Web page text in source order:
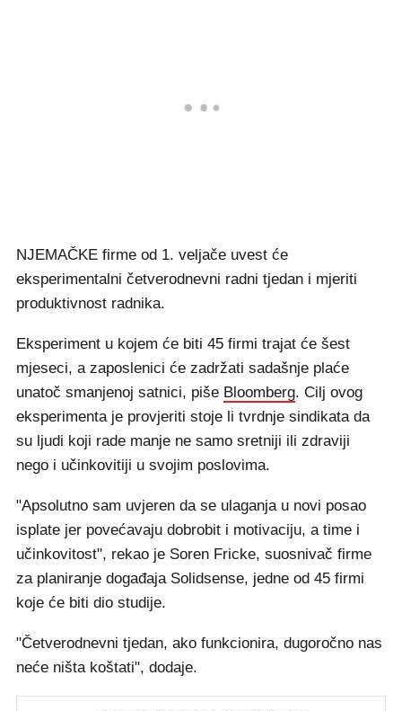
NJEMAČKE firme od 1. veljače uvest će
eksperimentalni četverodnevni radni tjedan i mjeriti
produktivnost radnika.
Eksperiment u kojem će biti 45 firmi trajat će šest
mjeseci, a zaposlenici će zadržati sadašnje plaće
unatoč smanjenoj satnici, piše Bloomberg. Cilj ovog
eksperimenta je provjeriti stoje li tvrdnje sindikata da
su ljudi koji rade manje ne samo sretniji ili zdraviji
nego i učinkovitiji u svojim poslovima.
"Apsolutno sam uvjeren da se ulaganja u novi posao
isplate jer povećavaju dobrobit i motivaciju, a time i
učinkovitost", rekao je Soren Fricke, suosnivač firme
za planiranje događaja Solidsense, jedne od 45 firmi
koje će biti dio studije.
"Četverodnevni tjedan, ako funkcionira, dugoročno nas
neće ništa koštati", dodaje.